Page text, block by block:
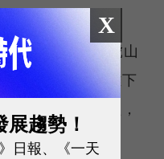
山有虎，偏向虎山
而是已經騎虎難下
演中的激情洋溢，
象。
X
趨勢！
日報、《一天